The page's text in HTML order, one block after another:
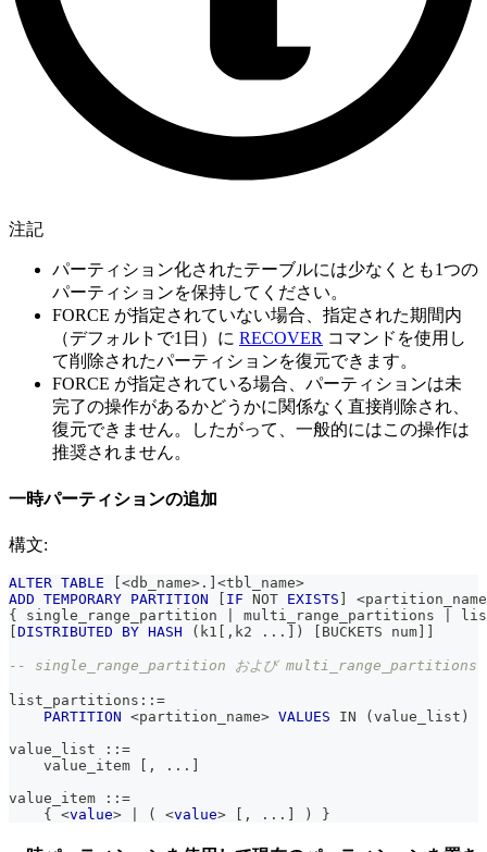
注記
パーティション化されたテーブルには少なくとも1つの
パーティションを保持してください。
FORCE が指定されていない場合、指定された期間内
（デフォルトで1日）に RECOVER コマンドを使用し
て削除されたパーティションを復元できます。
FORCE が指定されている場合、パーティションは未
完了の操作があるかどうかに関係なく直接削除され、
復元できません。したがって、一般的にはこの操作は
推奨されません。
一時パーティションの追加
構文:
ALTER TABLE <db_name> . <tbl_name>
ADD TEMPORARY PARTITION IF NOT EXISTS <partition_name
{ single_range_partition
multi_range_partitions
DISTRIBUTED BY HASH ( k1 , k2 . . . ) BUCKETS num
-- single_range_partition および multi_range_partitions の詳細に
list_partitions:: =
PARTITION <partition_name> VALUES IN ( value_list )
value_list :: =
    value_item
, . . .
value_item :: =
    {
<value> ( <value> , . . . ) }